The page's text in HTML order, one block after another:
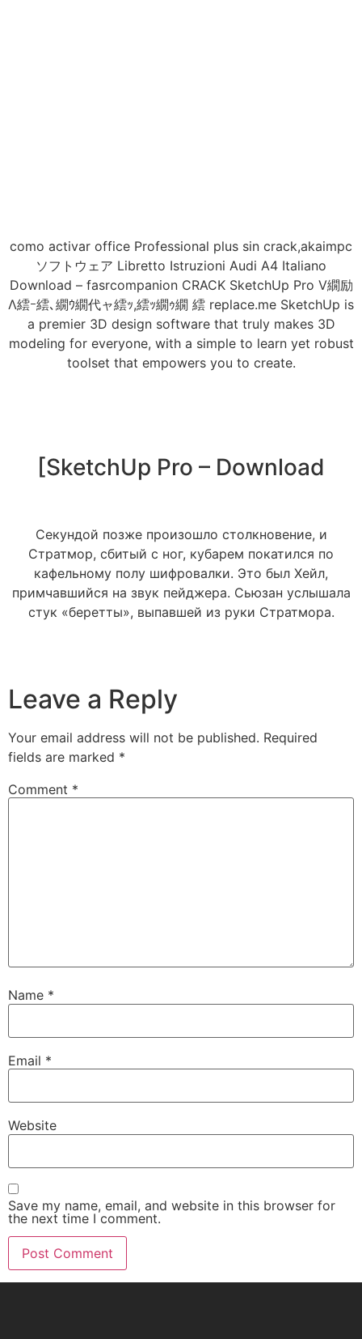
como activar office Professional plus sin crack,akaimpc
ソフトウェア Libretto Istruzioni Audi A4 Italiano
Download – fasrcompanion CRACK SketchUp Pro V繝励
Λ繧ｰ繧､繝ｳ繝代ャ繧ｯ,繧ｯ繝ｩ繝 繧 replace.me SketchUp is
a premier 3D design software that truly makes 3D
modeling for everyone, with a simple to learn yet robust
toolset that empowers you to create.
[SketchUp Pro – Download
Секундой позже произошло столкновение, и
Стратмор, сбитый с ног, кубарем покатился по
кафельному полу шифровалки. Это был Хейл,
примчавшийся на звук пейджера. Сьюзан услышала
стук «беретты», выпавшей из руки Стратмора.
Leave a Reply
Your email address will not be published. Required
fields are marked *
Comment *
Name *
Email *
Website
Save my name, email, and website in this browser for
the next time I comment.